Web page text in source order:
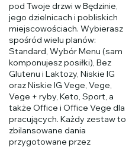
pod Twoje drzwi w Będzinie,
jego dzielnicach i pobliskich
miejscowościach. Wybierasz
spośród wielu planów:
Standard, Wybór Menu (sam
komponujesz posiłki), Bez
Glutenu i Laktozy, Niskie IG
oraz Niskie IG Vege, Vege,
Vege + ryby, Keto, Sport, a
także Office i Office Vege dla
pracujących. Każdy zestaw to
zbilansowane dania
przygotowane przez